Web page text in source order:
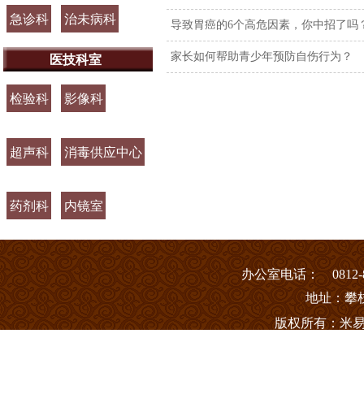
急诊科 治未病科
医技科室
检验科 影像科
超声科 消毒供应中心
药剂科 内镜室
导致胃癌的6个高危因素，你中招了吗
家长如何帮助青少年预防自伤行为？
办公室电话： 0812-
地址：攀
版权所有：米